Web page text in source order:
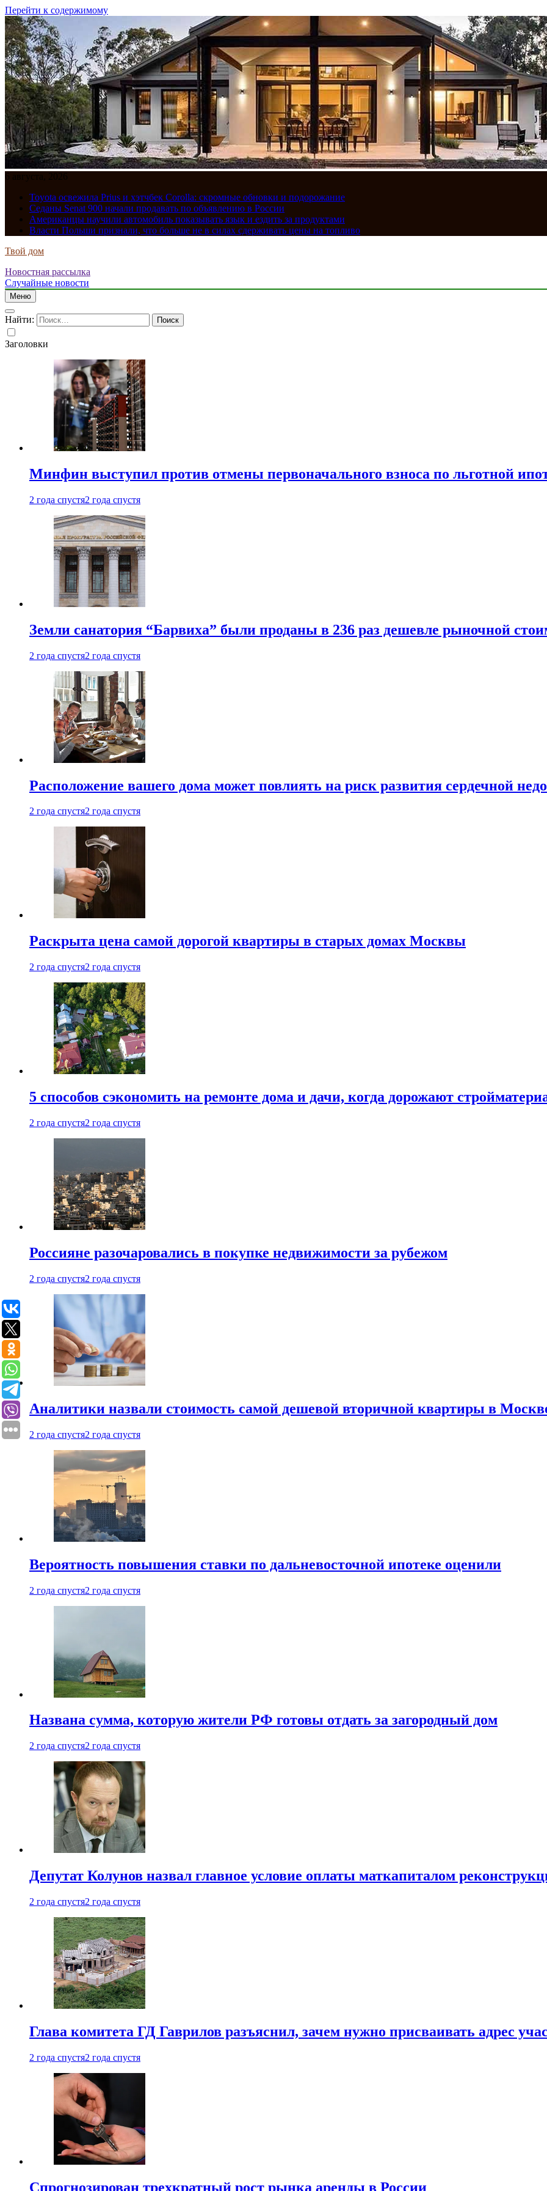
Перейти к содержимому
6 августа, 2026
Toyota освежила Prius и хэтчбек Corolla: скромные обновки и подорожание
Седаны Senat 900 начали продавать по объявлению в России
Американцы научили автомобиль показывать язык и ездить за продуктами
Власти Польши признали, что больше не в силах сдерживать цены на топливо
Твой дом
Новостная рассылка
Случайные новости
Меню
Найти:
Заголовки
Минфин выступил против отмены первоначального взноса по льготной
2 года спустя2 года спустя
Земли санатория “Барвиха” были проданы в 236 раз дешевле рыночной
2 года спустя2 года спустя
Расположение вашего дома может повлиять на риск развития сердечной
2 года спустя2 года спустя
Раскрыта цена самой дорогой квартиры в старых домах Москвы
2 года спустя2 года спустя
5 способов сэкономить на ремонте дома и дачи, когда дорожают
2 года спустя2 года спустя
Россияне разочаровались в покупке недвижимости за рубежом
2 года спустя2 года спустя
Аналитики назвали стоимость самой дешевой вторичной квартиры в
2 года спустя2 года спустя
Вероятность повышения ставки по дальневосточной ипотеке оценили
2 года спустя2 года спустя
Названа сумма, которую жители РФ готовы отдать за загородный дом
2 года спустя2 года спустя
Депутат Колунов назвал главное условие оплаты маткапиталом
2 года спустя2 года спустя
Глава комитета ГД Гаврилов разъяснил, зачем нужно присваивать адрес
2 года спустя2 года спустя
Спрогнозирован трехкратный рост рынка аренды в России